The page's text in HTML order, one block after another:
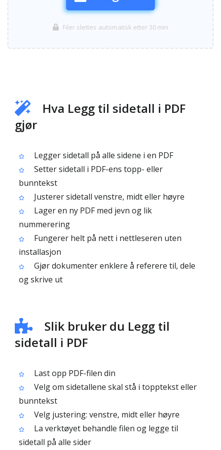
Filer slettes automatisk etter 30 min
Hva Legg til sidetall i PDF
gjør
Legger sidetall på alle sidene i en PDF
Setter sidetall i PDF-ens topp- eller
bunntekst
Justerer sidetall venstre, midt eller høyre
Lager en ny PDF med jevn og lik
nummerering
Fungerer helt på nett i nettleseren uten
installasjon
Gjør dokumenter enklere å referere til, dele
og skrive ut
Slik bruker du Legg til
sidetall i PDF
Last opp PDF-filen din
Velg om sidetallene skal stå i topptekst eller
bunntekst
Velg justering: venstre, midt eller høyre
La verktøyet behandle filen og legge til
sidetall på alle sider